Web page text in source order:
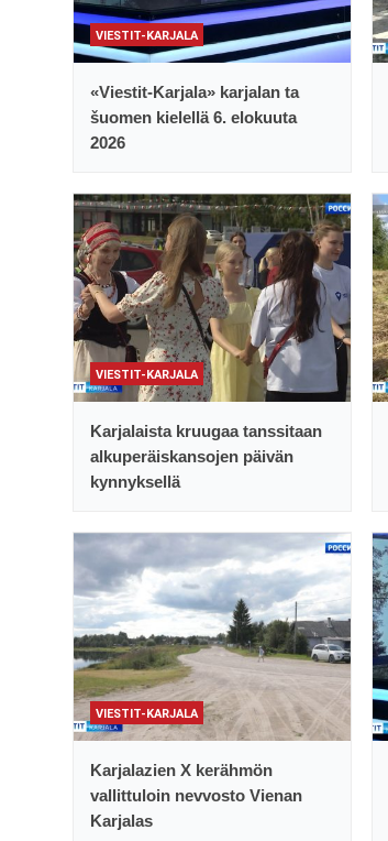
VIESTIT-KARJALA
«Viestit-Karjala» karjalan ta
šuomen kielellä 6. elokuuta
2026
VIESTIT-KARJALA
Karjalaista kruugaa tanssitaan
alkuperäiskansojen päivän
kynnyksellä
VIESTIT-KARJALA
Karjalazien X kerähmön
vallittuloin nevvosto Vienan
Karjalas